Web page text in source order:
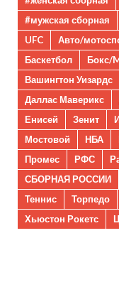
#мужская сборная
UFC
Авто/
Баскетбол
Бокс/
Вашингтон Уизардс
Даллас Маверикс
Енисей
Зенит
Мостовой
НБА
Промес
РФС
СБОРНАЯ РОССИИ
Теннис
Торпедо
Хьюстон Рокетс